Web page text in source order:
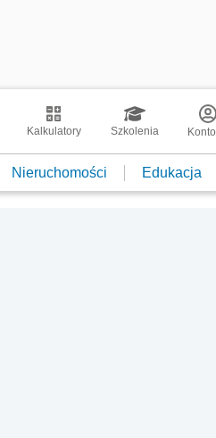
Kalkulatory Szkolenia Konto
Nieruchomości Edukacja